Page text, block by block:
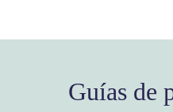
Guías de